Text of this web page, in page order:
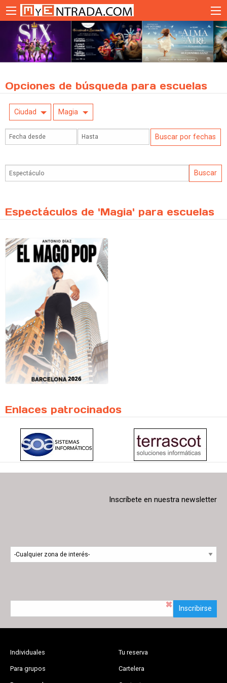
Opciones de búsqueda para escuelas
Ciudad Magia
Espectáculos de 'Magia' para escuelas
Enlaces patrocinados
Inscríbete en nuestra newsletter
Inscribirse
Individuales
Para grupos
Tu reserva
Cartelera